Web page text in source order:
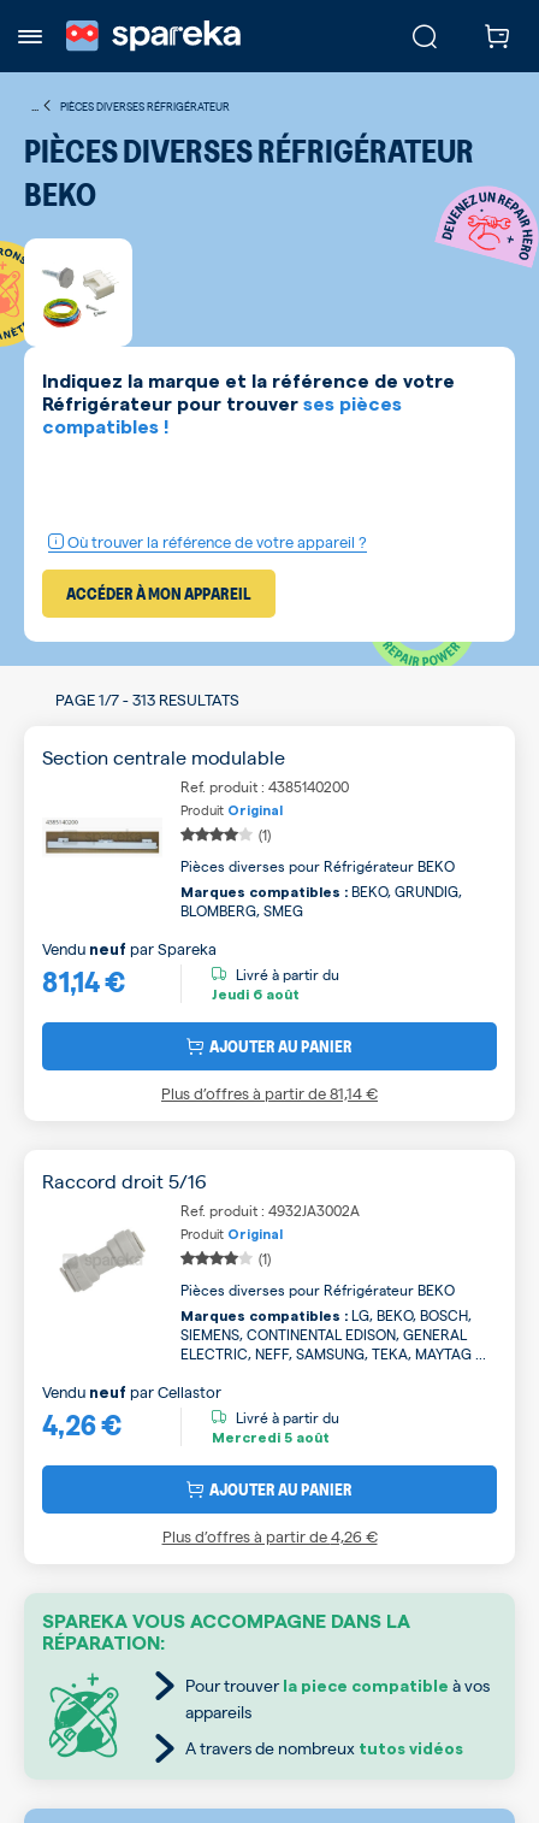
PIÈCES DIVERSES RÉFRIGÉRATEUR
PIÈCES DIVERSES RÉFRIGÉRATEUR
BEKO
Indiquez la marque et la référence de votre
Réfrigérateur pour trouver ses pièces
compatibles !
Où trouver la référence de votre appareil ?
ACCÉDER À MON APPAREIL
PAGE 1/7-313 RESULTATS
Section centrale modulable
Ref. produit : 4385140200
Produit Original
(1)
Pièces diverses pour Réfrigérateur BEKO
Marques compatibles : BEKO, GRUNDIG,
BLOMBERG, SMEG
81,14 €
Vendu neuf parSpareka
Livré à partir du
Jeudi 6 août
AJOUTER AU PANIER
Plus d’offres à partir de81,14 €
Raccord droit 5/16
Ref. produit : 4932JA3002A
Produit Original
(1)
Pièces diverses pour Réfrigérateur BEKO
Marques compatibles : LG, BEKO, BOSCH,
SIEMENS, CONTINENTAL EDISON, GENERAL
ELECTRIC, NEFF, SAMSUNG, TEKA, MAYTAG ...
4,26 €
Vendu neuf parCellastor
Livré à partir du
Mercredi 5 août
AJOUTER AU PANIER
Plus d’offres à partir de4,26 €
SPAREKA VOUS ACCOMPAGNE DANS LA
RÉPARATION:
Pour trouver la piece compatible à vos
appareils
A travers de nombreux tutos vidéos